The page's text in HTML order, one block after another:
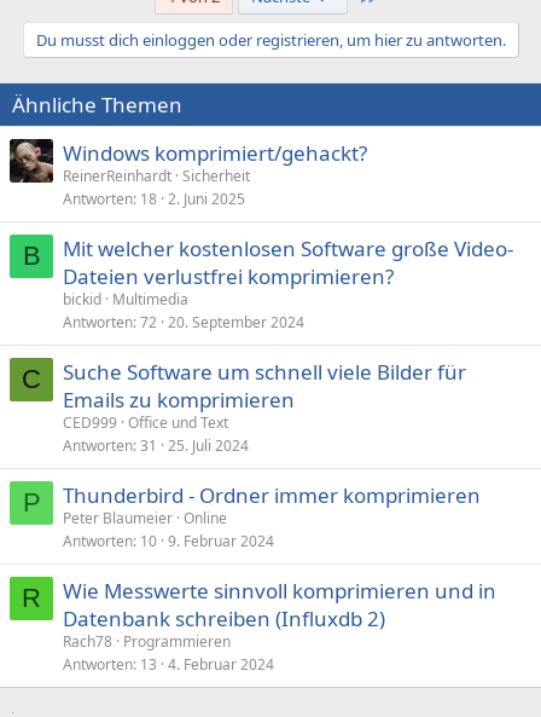
Du musst dich einloggen oder registrieren, um hier zu antworten.
Ähnliche Themen
Windows komprimiert/gehackt?
ReinerReinhardt Sicherheit
Antworten 18 2. Juni 2025
B
Mit welcher kostenlosen Software große Video-
Dateien verlustfrei komprimieren?
bickid Multimedia
Antworten 72 20. September 2024
C
Suche Software um schnell viele Bilder für
Emails zu komprimieren
CED999 Office und Text
Antworten 31 25. Juli 2024
P Thunderbird - Ordner immer komprimieren
Peter Blaumeier Online
Antworten 10 9. Februar 2024
R
Wie Messwerte sinnvoll komprimieren und in
Datenbank schreiben (Influxdb 2)
Rach78 Programmieren
Antworten 13 4. Februar 2024